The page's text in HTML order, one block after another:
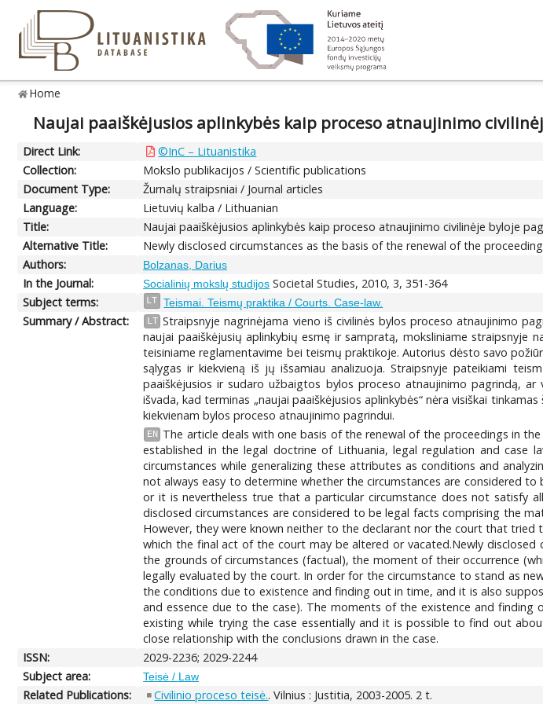
Home
Naujai paaiškėjusios aplinkybės kaip proceso atnaujinimo
Direct Link:
©InC – Lituanistika
Collection:
Mokslo publikacijos / Scientific publications
Document Type:
Žurnalų straipsniai / Journal articles
Language:
Lietuvių kalba / Lithuanian
Title:
Naujai paaiškėjusios aplinkybės kaip proceso atnaujinimo civilinėje byloje
Alternative Title:
Newly disclosed circumstances as the basis of the renewal of the
Authors:
Bolzanas, Darius
In the Journal: Socialinių mokslų studijos Societal Studies, 2010, 3, 351-364
Subject terms:
LT Teismai. Teismų praktika / Courts. Case-law.
Summary / Abstract: LT Straipsnyje nagrinėjama vieno iš civilinės bylos proceso atnaujinimo
naujai paaiškėjusių aplinkybių esmę ir sampratą, moksliniame straipsnyje
teisiniame reglamentavime bei teismų praktikoje. Autorius dėsto savo
sąlygas ir kiekvieną iš jų išsamiau analizuoja. Straipsnyje pateikiami
paaiškėjusios ir sudaro užbaigtos bylos proceso atnaujinimo pagrindą,
išvada, kad terminas „naujai paaiškėjusios aplinkybės“ nėra visiškai
kiekvienam bylos proceso atnaujinimo pagrindui.
EN
The article deals with one basis of the renewal of the proceedings in
established in the legal doctrine of Lithuania, legal regulation and
circumstances while generalizing these attributes as conditions and
not always easy to determine whether the circumstances are considered
or it is nevertheless true that a particular circumstance does not satisfy
disclosed circumstances are considered to be legal facts comprising the
However, they were known neither to the declarant nor the court that
which the final act of the court may be altered or vacated.Newly
the grounds of circumstances (factual), the moment of their occurrence
legally evaluated by the court. In order for the circumstance to stand as
the conditions due to existence and finding out in time, and it is also
and essence due to the case). The moments of the existence and
existing while trying the case essentially and it is possible to find out
close relationship with the conclusions drawn in the case.
ISSN:
2029-2236; 2029-2244
Subject area:
Teisė / Law
Related Publications: Civilinio proceso teisė.. Vilnius : Justitia, 2003-2005. 2 t.